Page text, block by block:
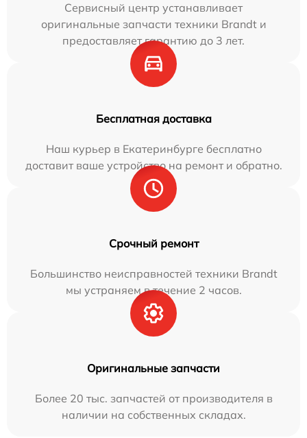
Сервисный центр устанавливает
оригинальные запчасти техники Brandt и
предоставляет гарантию до 3 лет.
Бесплатная доставка
Наш курьер в Екатеринбурге бесплатно
доставит ваше устройство на ремонт и обратно.
Срочный ремонт
Большинство неисправностей техники Brandt
мы устраняем в течение 2 часов.
Оригинальные запчасти
Более 20 тыс. запчастей от производителя в
наличии на собственных складах.